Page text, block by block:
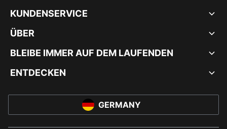
KUNDENSERVICE
ÜBER
BLEIBE IMMER AUF DEM LAUFENDEN
ENTDECKEN
GERMANY